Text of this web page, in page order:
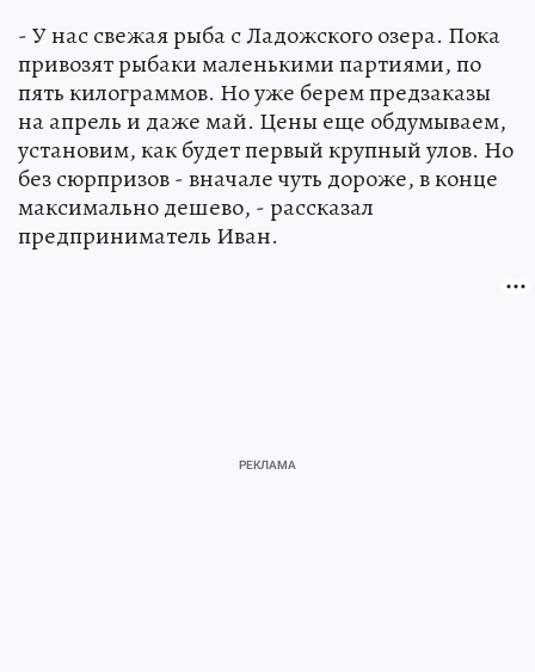
- У нас свежая рыба с Ладожского озера. Пока
привозят рыбаки маленькими партиями, по
пять килограммов. Но уже берем предзаказы
на апрель и даже май. Цены еще обдумываем,
установим, как будет первый крупный улов. Но
без сюрпризов - вначале чуть дороже, в конце
максимально дешево, - рассказал
предприниматель Иван.